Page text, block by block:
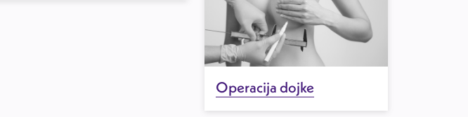
Operacija dojke